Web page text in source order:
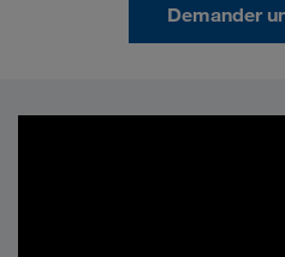
Demander